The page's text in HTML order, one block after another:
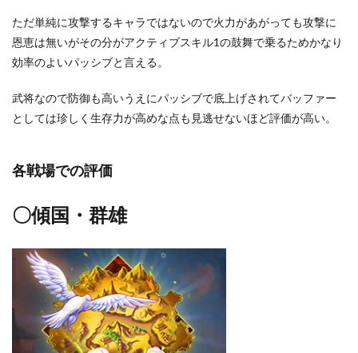
ただ単純に攻撃するキャラではないので火力があがっても攻撃に
恩恵は無いがその分がアクティブスキル1の鼓舞で乗るためかなり
効率のよいパッシブと言える。
武将なので防御も高いうえにパッシブで底上げされてバッファー
としては珍しく生存力が高めな点も見逃せないほど評価が高い。
各戦場での評価
〇傾国・群雄